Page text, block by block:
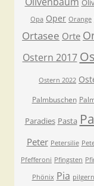
Opa Oper Orange
Ortasee Orte
Ostern 2017
Ostern 2022
Palmbuschen
Paradies Pasta
Peter Petersilie
Pfefferoni Pfingsten
Phönix Pia pilgern